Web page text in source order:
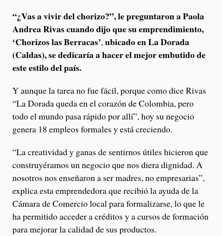
“¿Vas a vivir del chorizo?”, le preguntaron a Paola
Andrea Rivas cuando dijo que su emprendimiento,
‘Chorizos las Berracas’,ubicado en La Dorada
(Caldas), se dedicaría a hacer el mejor embutido de
este estilo del país.
Y aunque la tarea no fue fácil, porque como dice Rivas
“La Dorada queda en el corazón de Colombia, pero
todo el mundo pasa rápido por allí”, hoy su negocio
genera 18 empleos formales y está creciendo.
“La creatividad y ganas de sentirnos útiles hicieron que
construyéramos un negocio que nos diera dignidad. A
nosotros nos enseñaron a ser madres, no empresarias”,
explica esta emprendedora que recibió la ayuda de la
Cámara de Comercio local para formalizarse, lo que le
ha permitido acceder a créditos y a cursos de formación
para mejorar la calidad de sus productos.